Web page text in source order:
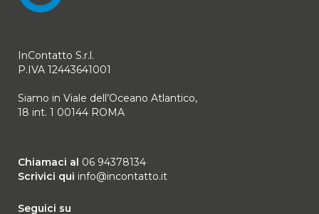
InContatto S.r.l.
P.IVA 12443641001
Siamo in Viale dell’Oceano Atlantico,
18 int. 1 00144 ROMA
Chiamaci al 06 94378134
Scrivici qui info@incontatto.it
Seguici su